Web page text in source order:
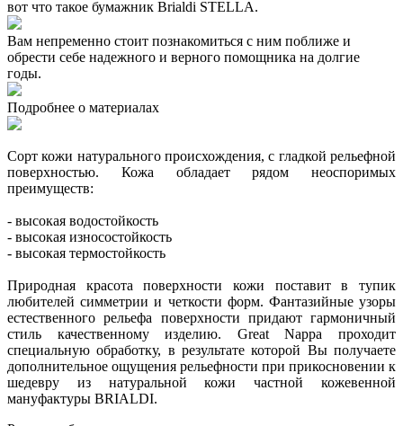
вот что такое бумажник Brialdi STELLA.
Вам непременно стоит познакомиться с ним поближе и
обрести себе надежного и верного помощника на долгие
годы.
Подробнее о материалах
Сорт кожи натурального происхождения, с гладкой рельефной
поверхностью. Кожа обладает рядом неоспоримых
преимуществ:
- высокая водостойкость
- высокая износостойкость
- высокая термостойкость
Природная красота поверхности кожи поставит в тупик
любителей симметрии и четкости форм. Фантазийные узоры
естественного рельефа поверхности придают гармоничный
стиль качественному изделию. Great Nappa проходит
специальную обработку, в результате которой Вы получаете
дополнительное ощущения рельефности при прикосновении к
шедевру из натуральной кожи частной кожевенной
мануфактуры BRIALDI.